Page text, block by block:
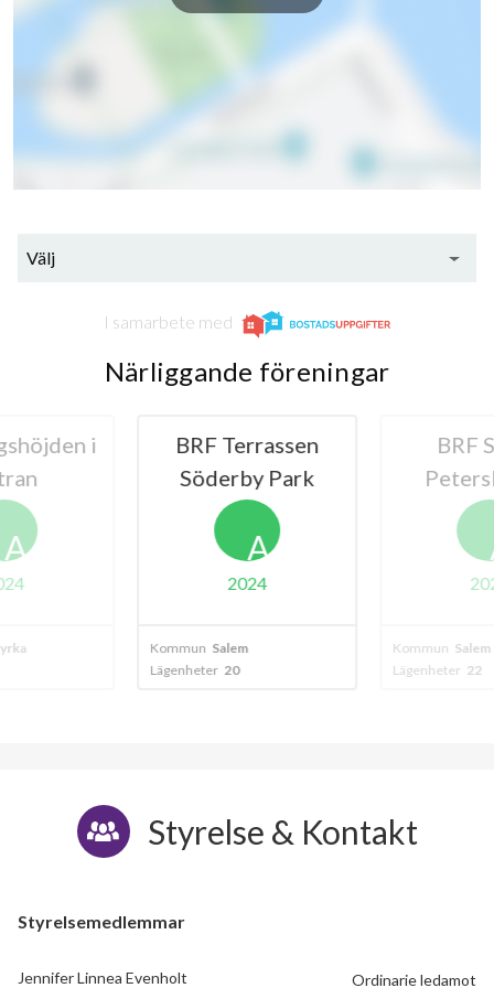
Välj
I samarbete med
Närliggande föreningar
i
A
BRF Terrassen
Söderby Park
A
2024
Kommun Salem
Lägenheter 20
BRF
Kommun Salem
Lägenheter 22
Styrelse & Kontakt
Styrelsemedlemmar
Jennifer Linnea Evenholt Ordinarie ledamot